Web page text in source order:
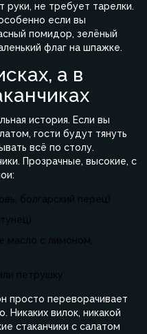
руки, не требует тарелки.
если вы
помидор, зелёный
флаг на шпажке.
а в
история. Если вы
гости будут тянуть
всё по столу.
Прозрачные, высокие, с
болгарский перец)
масло с лимоном,
петрушку
просто переворачивает
Никаких вилок, никакой
стаканчики с салатом